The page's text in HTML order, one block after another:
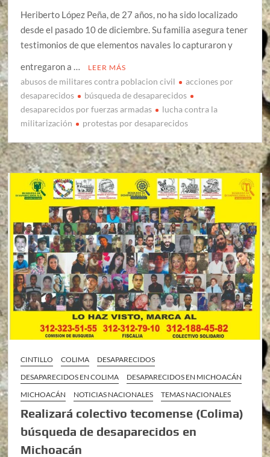
Heriberto López Peña, de 27 años, no ha sido localizado
desde el pasado 10 de diciembre. Su familia asegura tener
testimonios de que elementos navales lo capturaron y
entregaron a …
LEER MÁS
abusos de militares contra poblacion civil
acciones por
desaparecidos
búsqueda de desaparecidos
desaparecidos por fuerzas armadas
lucha contra la
militarización
protestas por desaparecidos
CINTILLO COLIMA
DESAPARECIDOS
DESAPARECIDOS EN COLIMA
DESAPARECIDOS EN MICHOACÁN
MICHOACÁN
NOTICIAS NACIONALES TEMAS NACIONALES
Realizará colectivo tecomense (Colima)
búsqueda de desaparecidos en
Michoacán